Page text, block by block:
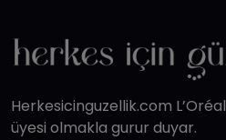
Herkesicinguzellik.com
üyesi olmakla gurur duyar.